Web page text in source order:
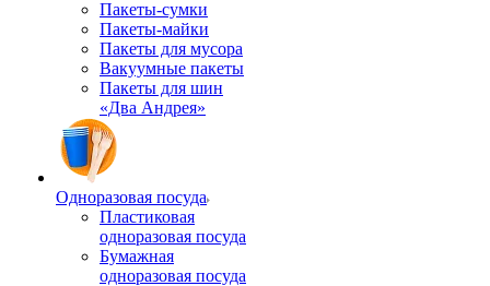
Пакеты-сумки
Пакеты-майки
Пакеты для мусора
Вакуумные пакеты
Пакеты для шин
«Два Андрея»
Одноразовая посуда
Пластиковая
одноразовая посуда
Бумажная
одноразовая посуда